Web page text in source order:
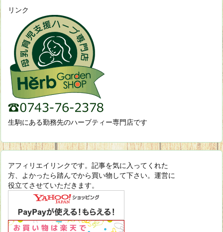
リンク
生駒にある勤務先のハーブティー専門店です
アフィリエイリンクです。記事を気に入ってくれた
方、よかったら踏んでから買い物して下さい。運営に
役立てさせていただきます。